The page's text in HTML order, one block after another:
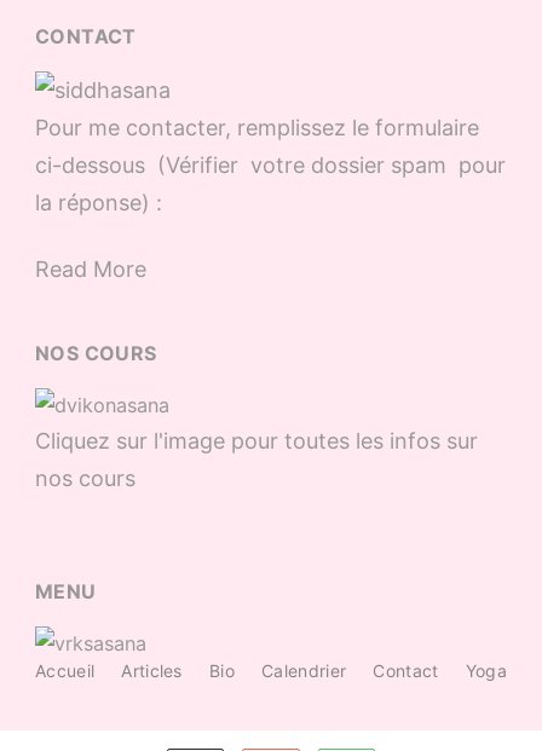
CONTACT
Pour me contacter, remplissez le formulaire
ci-dessous (Vérifier votre dossier spam pour
la réponse) :
Read More
NOS COURS
Cliquez sur l'image pour toutes les infos sur
nos cours
MENU
Accueil Articles Bio Calendrier Contact Yoga